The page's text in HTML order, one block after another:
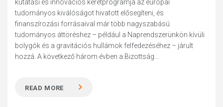
kutatási és innovációs keretprogramja az európai
tudományos kiválóságot hivatott elősegíteni, és
finanszírozási forrásaival már több nagyszabású
tudományos áttöréshez – például a Naprendszerünkön kívüli
bolygók és a gravitációs hullámok felfedezéséhez – járult
hozzá. A következő három évben a Bizottság...
READ MORE